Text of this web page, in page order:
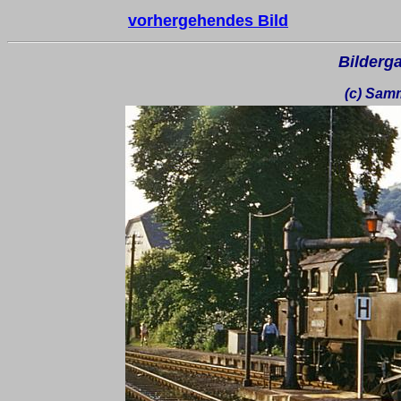
vorhergehendes Bild
(c)